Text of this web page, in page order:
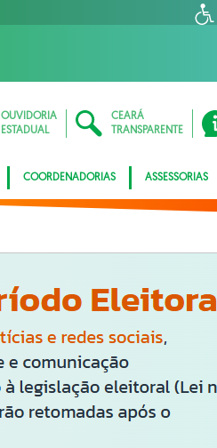
OUVIDORIA
ESTADUAL
CEARÁ
TRANSPARENTE
COORDENADORIAS ASSESSORIAS